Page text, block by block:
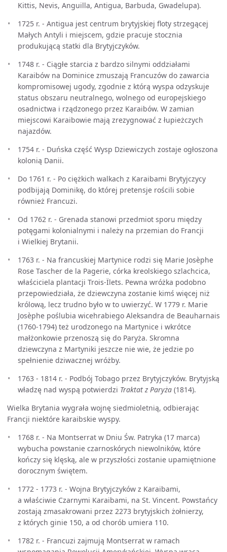
Kittis, Nevis, Anguilla, Antigua, Barbuda, Gwadelupa).
1725 r. - Antigua jest centrum brytyjskiej floty strzegącej
Małych Antyli i miejscem, gdzie pracuje stocznia
produkującą statki dla Brytyjczyków.
1748 r. - Ciągłe starcia z bardzo silnymi oddziałami
Karaibów na Dominice zmuszają Francuzów do zawarcia
kompromisowej ugody, zgodnie z którą wyspa odzyskuje
status obszaru neutralnego, wolnego od europejskiego
osadnictwa i rządzonego przez Karaibów. W zamian
miejscowi Karaibowie mają zrezygnować z łupieżczych
najazdów.
1754 r. - Duńska część Wysp Dziewiczych zostaje ogłoszona
kolonią Danii.
Do 1761 r. - Po ciężkich walkach z Karaibami Brytyjczycy
podbijają Dominikę, do której pretensje rościli sobie
również Francuzi.
Od 1762 r. - Grenada stanowi przedmiot sporu między
potęgami kolonialnymi i należy na przemian do Francji
i Wielkiej Brytanii.
1763 r. - Na francuskiej Martynice rodzi się Marie Josèphe
Rose Tascher de la Pagerie, córka kreolskiego szlachcica,
właściciela plantacji Trois-Ïlets. Pewna wróżka podobno
przepowiedziała, że dziewczyna zostanie kimś więcej niż
królową, lecz trudno było w to uwierzyć. W 1779 r. Marie
Josèphe poślubia wicehrabiego Aleksandra de Beauharnais
(1760-1794) też urodzonego na Martynice i wkrótce
małżonkowie przenoszą się do Paryża. Skromna
dziewczyna z Martyniki jeszcze nie wie, że jedzie po
spełnienie dziwacznej wróżby.
1763 - 1814 r. - Podbój Tobago przez Brytyjczyków. Brytyjską
władzę nad wyspą potwierdzi Traktat z Paryża (1814).
Wielka Brytania wygrała wojnę siedmioletnią, odbierając
Francji niektóre karaibskie wyspy.
1768 r. - Na Montserrat w Dniu Św. Patryka (17 marca)
wybucha powstanie czarnoskórych niewolników, które
kończy się klęską, ale w przyszłości zostanie upamiętnione
dorocznym świętem.
1772 - 1773 r. - Wojna Brytyjczyków z Karaibami,
a właściwie Czarnymi Karaibami, na St. Vincent. Powstańcy
zostają zmasakrowani przez 2273 brytyjskich żołnierzy,
z których ginie 150, a od chorób umiera 110.
1782 r. - Francuzi zajmują Montserrat w ramach